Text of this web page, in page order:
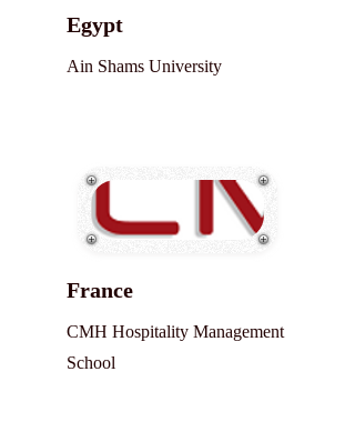
Egypt
Ain Shams University
France
CMH Hospitality Management
School